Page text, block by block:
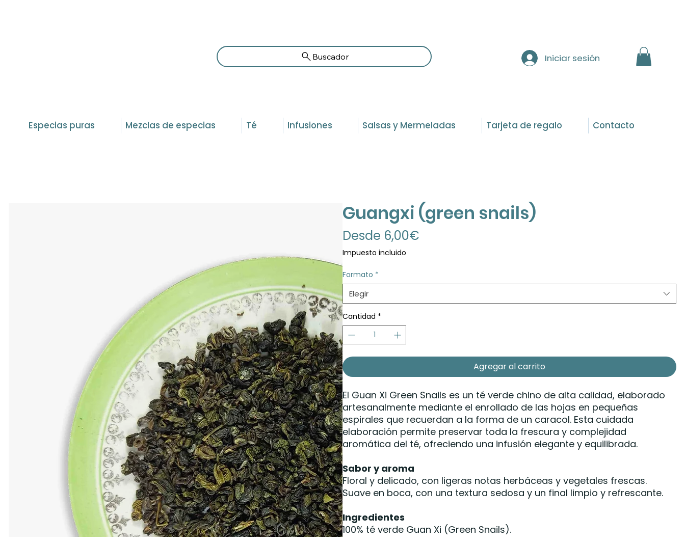
Especias puras Mezclas de especias Té Infusiones Salsas y Mermeladas Tarjeta de regalo Contacto
Buscador Iniciar sesión
Guangxi (green snails)
Desde 6,00€
Impuesto incluido
Formato *
Elegir
Cantidad *
Agregar al carrito
El Guan Xi Green Snails es un té verde chino de alta calidad, elaborado
artesanalmente mediante el enrollado de las hojas en pequeñas
espirales que recuerdan a la forma de un caracol. Esta cuidada
elaboración permite preservar toda la frescura y complejidad
aromática del té, ofreciendo una infusión elegante y equilibrada.
Sabor y aroma
Floral y delicado, con ligeras notas herbáceas y vegetales frescas.
Suave en boca, con una textura sedosa y un final limpio y refrescante.
Ingredientes
100% té verde Guan Xi (Green Snails).